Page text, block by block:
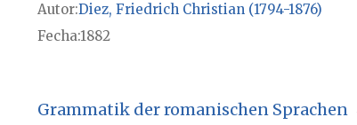
Autor Diez, Friedrich Christian (1794-1876)
Fecha1882
Grammatik der romanischen Sprachen